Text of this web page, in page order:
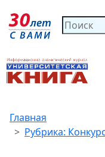
Главная
Рубрика: